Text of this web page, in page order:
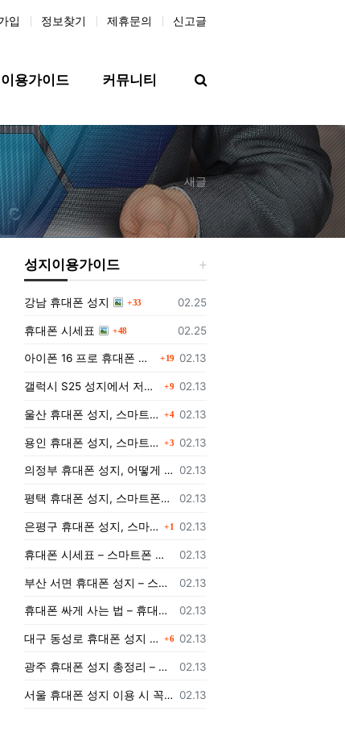
입 정보찾기 제휴문의 신고글
용가이드 커뮤니티
새글
검색
성지이용가이드
등록일
02.25
강남 휴대폰 성지 33
등록일
02.25
휴대폰 시세표 48
등록일
02.13
아이폰 16 프로 휴대폰 성지에서 구매하는 방법과 가격 댓글
19
등록일
02.13
갤럭시 S25 성지에서 저렴하게 구매하는 방법 9
등록일
02.13
울산 휴대폰 성지, 스마트폰을 더 저렴하게 구매할 수 있는 방법은? 4
등록일
02.13
용인 휴대폰 성지, 스마트폰을 더 저렴하게 구입하는 방법! 3
등록일
02.13
의정부 휴대폰 성지, 어떻게 저렴하게 스마트폰을 구입할 수 있을까?
등록일
02.13
평택 휴대폰 성지, 스마트폰을 저렴하게 구매하는 팁
등록일
02.13
은평구 휴대폰 성지, 스마트폰을 저렴하게 개통하려면 어떻게 해야 할까? 1
등록일
02.13
휴대폰 시세표 – 스마트폰 가격 비교하고 최저가로 개통하는 법
등록일
02.13
부산 서면 휴대폰 성지 – 스마트폰 최저가로 개통하는 법
등록일
02.13
휴대폰 싸게 사는 법 – 휴대폰 성지에서 최저가로 개통하는 노하우
등록일
02.13
대구 동성로 휴대폰 성지 총정리 – 최저가 스마트폰 구매 가이드 6
등록일
02.13
광주 휴대폰 성지 총정리 – 지역별 최저가 구매 가이드
등록일
02.13
서울 휴대폰 성지 이용 시 꼭 알아야 할 주의사항!